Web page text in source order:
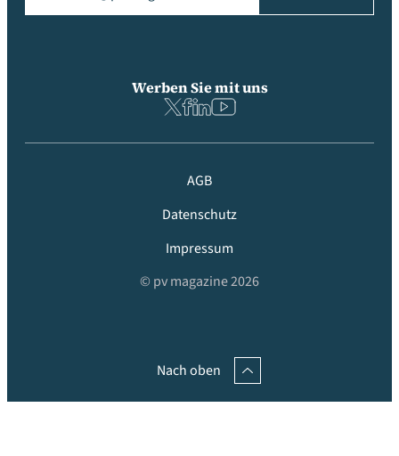
Werben Sie mit uns
AGB
Datenschutz
Impressum
© pv magazine 2026
Nach oben